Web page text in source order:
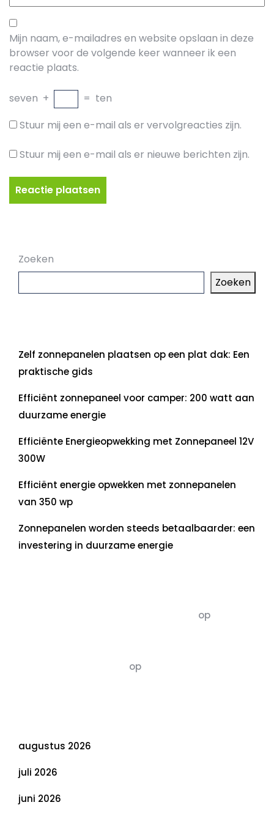
Mijn naam, e-mailadres en website opslaan in deze
browser voor de volgende keer wanneer ik een
reactie plaats.
seven + = ten
Stuur mij een e-mail als er vervolgreacties zijn.
Stuur mij een e-mail als er nieuwe berichten zijn.
Zoeken
Zoeken
Zelf zonnepanelen plaatsen op een plat dak: Een
praktische gids
Efficiënt zonnepaneel voor camper: 200 watt aan
duurzame energie
Efficiënte Energieopwekking met Zonnepaneel 12V
300W
Efficiënt energie opwekken met zonnepanelen
van 350 wp
Zonnepanelen worden steeds betaalbaarder: een
investering in duurzame energie
op
op
augustus 2026
juli 2026
juni 2026